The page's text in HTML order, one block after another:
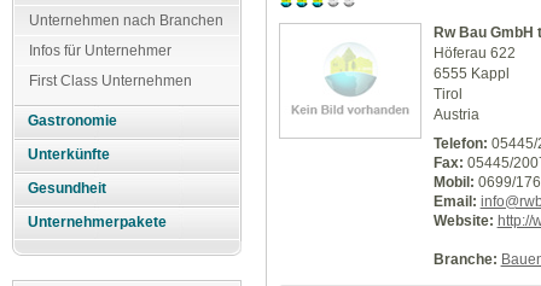
Unternehmen nach Branchen
Infos für Unternehmer
First Class Unternehmen
Gastronomie
Unterkünfte
Gesundheit
Unternehmerpakete
Rw Bau
Höferau 622
6555 Kappl
Tirol
Austria
Telefon: 05445/
Fax: 05445/
Mobil: 0699/
Email:
Website: http://
Branche: